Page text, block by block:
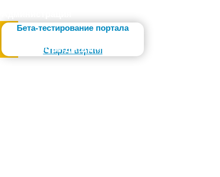
Бета-тестирование портала
Старая версия
Слабовидящим